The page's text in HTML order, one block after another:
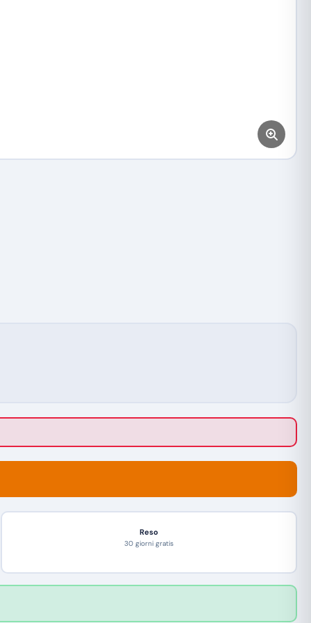
Reso
30 giorni gratis